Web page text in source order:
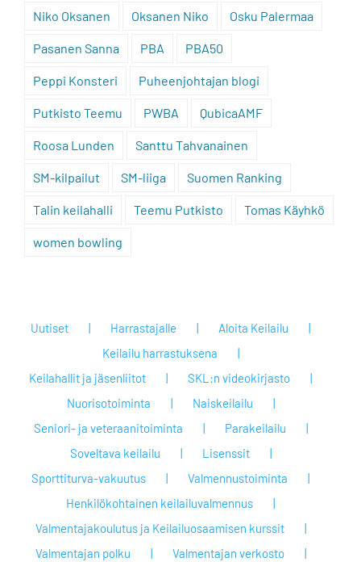
Niko Oksanen Oksanen Niko Osku Palermaa
Pasanen Sanna PBA PBA50
Peppi Konsteri Puheenjohtajan blogi
Putkisto Teemu PWBA QubicaAMF
Roosa Lunden Santtu Tahvanainen
SM-kilpailut SM-liiga Suomen Ranking
Talin keilahalli Teemu Putkisto Tomas Käyhkö
women bowling
Uutiset Harrastajalle
Aloita Keilailu
Keilailu harrastuksena
Keilahallit ja jäsenliitot
SKL:n videokirjasto
Nuorisotoiminta
Naiskeilailu
Seniori- ja veteraanitoiminta
Parakeilailu
Soveltava keilailu
Lisenssit
Sporttiturva-vakuutus
Valmennustoiminta
Henkilökohtainen keilailuvalmennus
Valmentajakoulutus ja Keilailuosaamisen kurssit
Valmentajan polku
Valmentajan verkosto